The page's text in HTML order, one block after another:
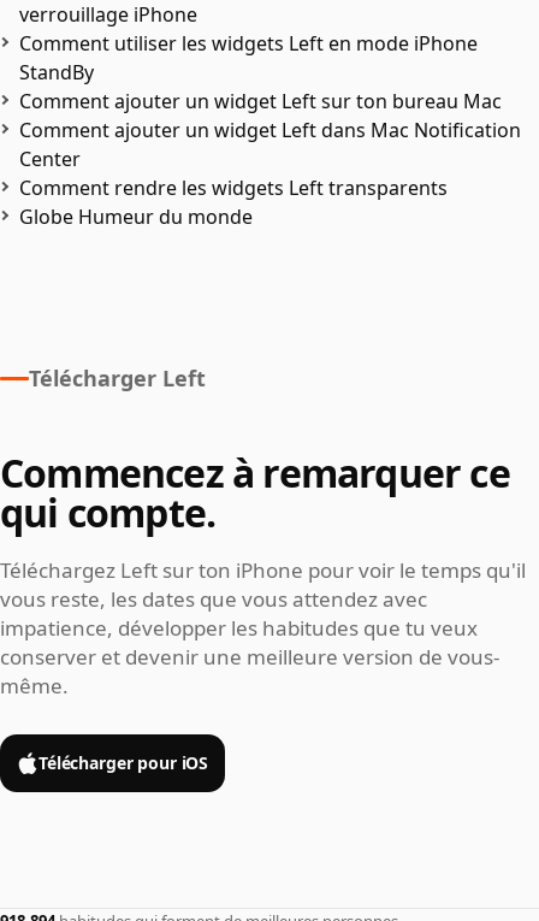
verrouillage iPhone
Comment utiliser les widgets Left en mode iPhone
StandBy
Comment ajouter un widget Left sur ton bureau Mac
Comment ajouter un widget Left dans Mac Notification
Center
Comment rendre les widgets Left transparents
Globe Humeur du monde
Télécharger Left
Commencez à remarquer ce
qui compte.
Téléchargez Left sur ton iPhone pour voir le temps qu'il
vous reste, les dates que vous attendez avec
impatience, développer les habitudes que tu veux
conserver et devenir une meilleure version de vous-
même.
Télécharger pour iOS